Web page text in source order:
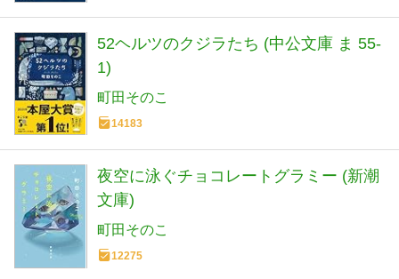
52ヘルツのクジラたち (中公文庫 ま 55-
1)
町田そのこ
14183
夜空に泳ぐチョコレートグラミー (新潮
文庫)
町田そのこ
12275